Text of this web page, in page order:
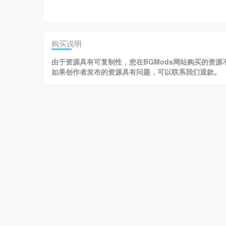
购买说明
由于资源具有可复制性， 您在BGMods网站购买的资源
如果创作者发布的资源具有问题 ， 可以联系我们退款。